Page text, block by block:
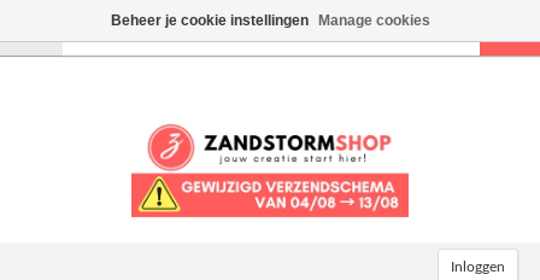
Inloggen
Beheer je cookie instellingen Manage cookies